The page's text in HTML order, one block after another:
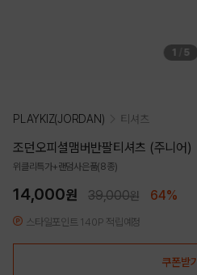
1 5
PLAYKIZ(JORDAN) 티셔츠
조던오피셜맴버반팔티셔츠 (주니어)
위클리특가+랜덤사은품(8종)
14,000원 39,000원 64%
스타일포인트 140P 적립예정
쿠폰받기